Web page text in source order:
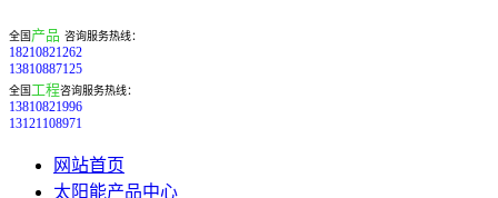
全国 产品 咨询服务热线：
18210821262
13810887125
全国 工程咨询服务热线：
13810821996
13121108971
网站首页
太阳能产品中心